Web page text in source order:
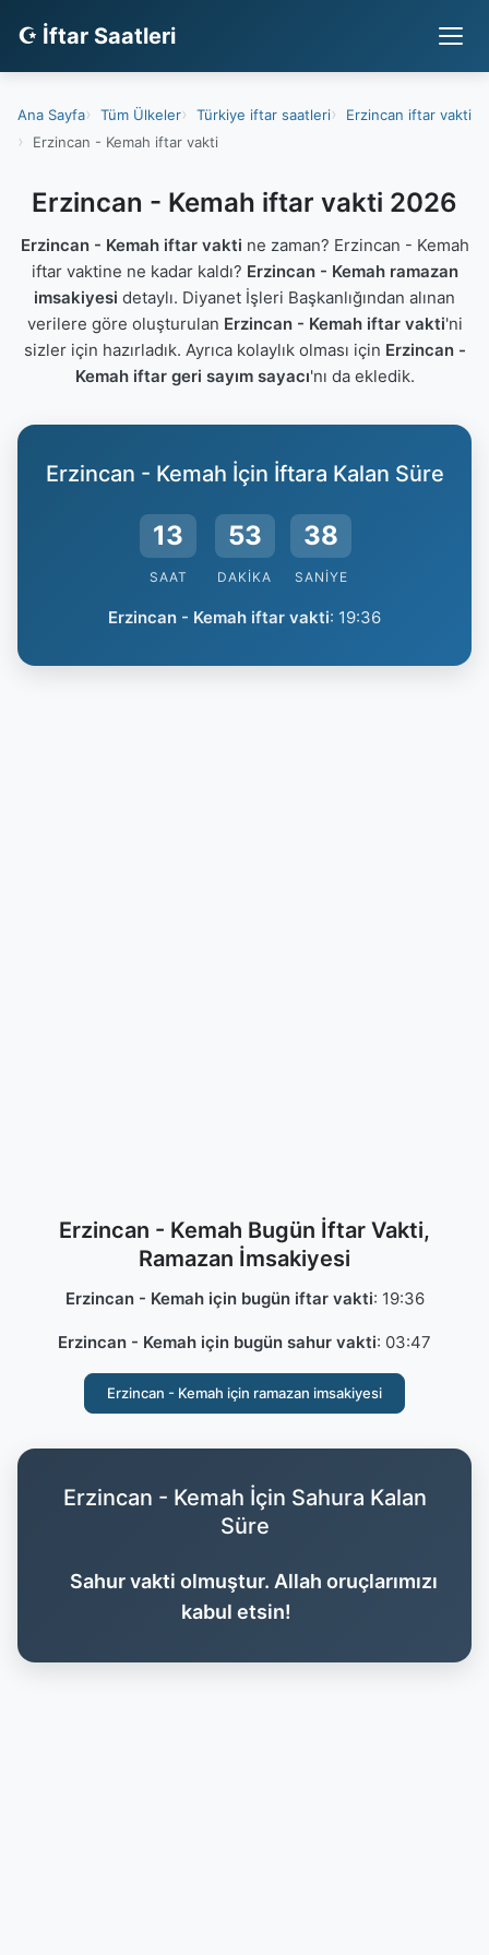
☪ İftar Saatleri
Ana Sayfa Tüm Ülkeler Türkiye iftar saatleri
Erzincan iftar vakti
Erzincan - Kemah iftar vakti
Erzincan - Kemah iftar vakti 2026
Erzincan - Kemah iftar vakti ne zaman? Erzincan - Kemah
iftar vaktine ne kadar kaldı? Erzincan - Kemah ramazan
imsakiyesi detaylı. Diyanet İşleri Başkanlığından alınan
verilere göre oluşturulan Erzincan - Kemah iftar vakti'ni
sizler için hazırladık. Ayrıca kolaylık olması için Erzincan -
Kemah iftar geri sayım sayacı'nı da ekledik.
Erzincan - Kemah İçin İftara Kalan Süre
13
SAAT
53
DAKIKA
37
SANIYE
Erzincan - Kemah iftar vakti: 19:36
Erzincan - Kemah Bugün İftar Vakti,
Ramazan İmsakiyesi
Erzincan - Kemah için bugün iftar vakti: 19:36
Erzincan - Kemah için bugün sahur vakti: 03:47
Erzincan - Kemah için ramazan imsakiyesi
Erzincan - Kemah İçin Sahura Kalan
Süre
Sahur vakti olmuştur. Allah oruçlarımızı
kabul etsin!